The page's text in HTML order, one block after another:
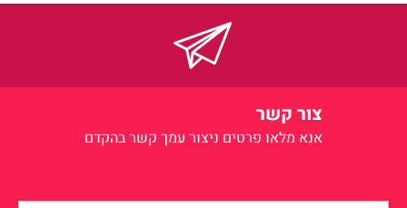
צור קשר
אנא מלאו פרטים ניצור עמך קשר בהקדם